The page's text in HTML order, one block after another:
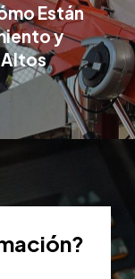
Están
y
Altos